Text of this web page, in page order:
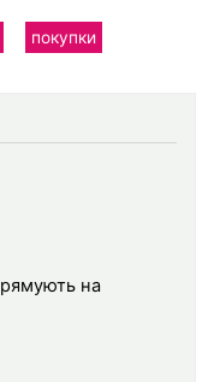
покупки
на